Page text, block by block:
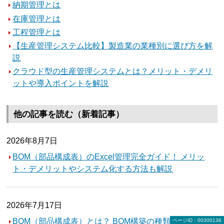
納期管理とは
在庫管理とは
工程管理とは
【生産管理システム比較】製造業の業種別に選び方を解
説
クラウド型の生産管理システムとは？メリット・デメリ
ットや導入ポイントを解説
他の記事を読む（新着記事）
2026年8月7日
BOM（部品構成表）のExcel管理完全ガイド！ メリッ
ト・デメリットやシステム化する方法も解説
2026年7月17日
BOM（部品構成表）とは？ BOM構築の種類や役割、シ
ページID：00300136